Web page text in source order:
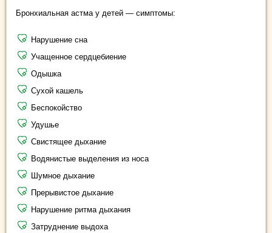
Бронхиальная астма у детей — симптомы:
Нарушение сна
Учащенное сердцебиение
Одышка
Сухой кашель
Беспокойство
Удушье
Свистящее дыхание
Водянистые выделения из носа
Шумное дыхание
Прерывистое дыхание
Нарушение ритма дыхания
Затруднение выдоха